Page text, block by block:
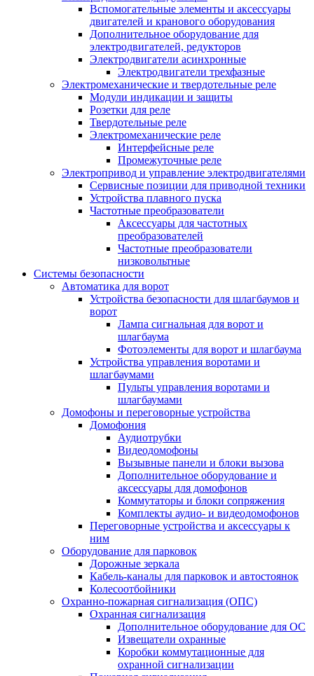
Вспомогательные элементы и аксессуары
двигателей и кранового оборудования
Дополнительное оборудование для
электродвигателей, редукторов
Электродвигатели асинхронные
Электродвигатели трехфазные
Электромеханические и твердотельные реле
Модули индикации и защиты
Розетки для реле
Твердотельные реле
Электромеханические реле
Интерфейсные реле
Промежуточные реле
Электропривод и управление электродвигателями
Сервисные позиции для приводной техники
Устройства плавного пуска
Частотные преобразователи
Аксессуары для частотных
преобразователей
Частотные преобразователи
низковольтные
Системы безопасности
Автоматика для ворот
Устройства безопасности для шлагбаумов и
ворот
Лампа сигнальная для ворот и
шлагбаума
Фотоэлементы для ворот и шлагбаума
Устройства управления воротами и
шлагбаумами
Пульты управления воротами и
шлагбаумами
Домофоны и переговорные устройства
Домофония
Аудиотрубки
Видеодомофоны
Вызывные панели и блоки вызова
Дополнительное оборудование и
аксессуары для домофонов
Коммутаторы и блоки сопряжения
Комплекты аудио- и видеодомофонов
Переговорные устройства и аксессуары к
ним
Оборудование для парковок
Дорожные зеркала
Кабель-каналы для парковок и автостоянок
Колесоотбойники
Охранно-пожарная сигнализация (ОПС)
Охранная сигнализация
Дополнительное оборудование для ОС
Извещатели охранные
Коробки коммутационные для
охранной сигнализации